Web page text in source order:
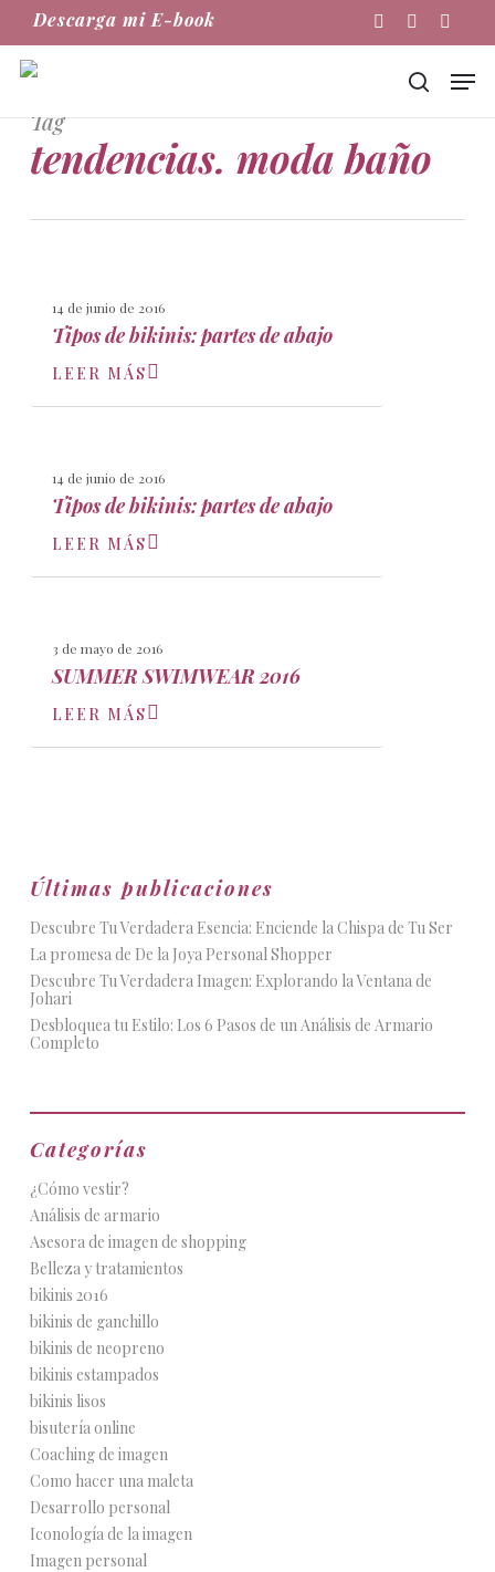
main
InstagramPhoneEmail
Descarga mi E-book
buscar
Tag
tendencias. moda baño
14 de junio de 2016
Tipos de bikinis: partes de abajo
LEER MÁS
14 de junio de 2016
Tipos de bikinis: partes de abajo
LEER MÁS
3 de mayo de 2016
SUMMER SWIMWEAR 2016
LEER MÁS
Últimas publicaciones
Descubre Tu Verdadera Esencia: Enciende la Chispa de Tu Ser
La promesa de De la Joya Personal Shopper
Descubre Tu Verdadera Imagen: Explorando la Ventana de
Johari
Desbloquea tu Estilo: Los 6 Pasos de un Análisis de Armario
Completo
Categorías
¿Cómo vestir?
Análisis de armario
Asesora de imagen de shopping
Belleza y tratamientos
bikinis 2016
bikinis de ganchillo
bikinis de neopreno
bikinis estampados
bikinis lisos
bisutería online
Coaching de imagen
Como hacer una maleta
Desarrollo personal
Iconología de la imagen
Imagen personal